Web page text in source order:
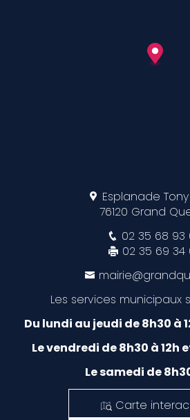
Esplanade
76120 Grand
02 35 68 93
02 35 69 34
Les services municipaux
Du lundi au jeudi de 8h30 à
Le vendredi de 8h30 à 12h
Le samedi de
Carte